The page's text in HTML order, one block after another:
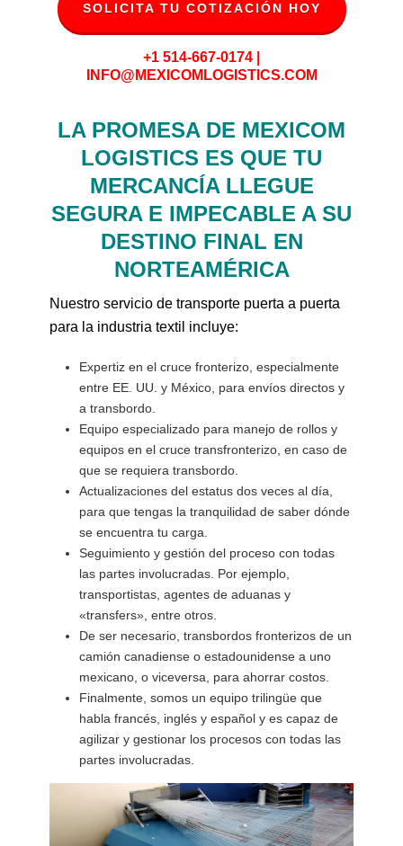
SOLICITA TU COTIZACIÓN HOY
+1 514-667-0174 |
INFO@MEXICOMLOGISTICS.COM
LA PROMESA DE MEXICOM
LOGISTICS ES QUE TU
MERCANCÍA LLEGUE
SEGURA E IMPECABLE A SU
DESTINO FINAL EN
NORTEAMÉRICA
Nuestro servicio de transporte puerta a puerta
para la industria textil incluye:
Expertiz en el cruce fronterizo, especialmente
entre EE. UU. y México, para envíos directos y
a transbordo.
Equipo especializado para manejo de rollos y
equipos en el cruce transfronterizo, en caso de
que se requiera transbordo.
Actualizaciones del estatus dos veces al día,
para que tengas la tranquilidad de saber dónde
se encuentra tu carga.
Seguimiento y gestión del proceso con todas
las partes involucradas. Por ejemplo,
transportistas, agentes de aduanas y
«transfers», entre otros.
De ser necesario, transbordos fronterizos de un
camión canadiense o estadounidense a uno
mexicano, o viceversa, para ahorrar costos.
Finalmente, somos un equipo trilingüe que
habla francés, inglés y español y es capaz de
agilizar y gestionar los procesos con todas las
partes involucradas.